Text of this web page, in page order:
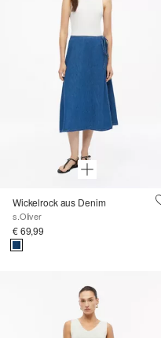
Wickelrock aus Denim
s.Oliver
€ 69,99